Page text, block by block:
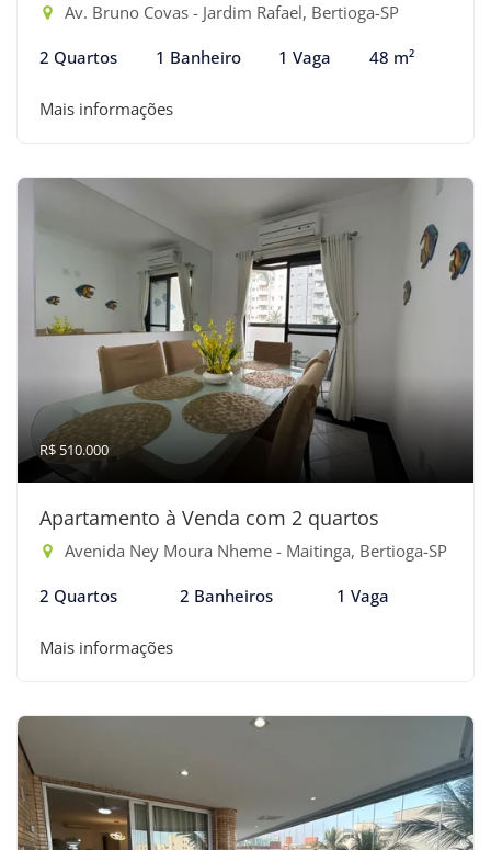
Av. Bruno Covas - Jardim Rafael, Bertioga-SP
2 Quartos 1 Banheiro 1 Vaga 48 m²
Mais informações
R$ 510.000
Apartamento à Venda com 2 quartos
Avenida Ney Moura Nheme - Maitinga, Bertioga-SP
2 Quartos 2 Banheiros 1 Vaga
Mais informações